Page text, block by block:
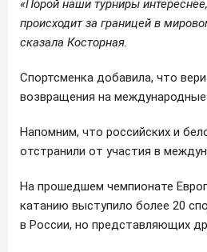
«Порой наши турниры
происходит за границей в
сказала Косторная.
Спортсменка добавила, что
возвращения на международные
Напомним, что российских и
отстранили от участия в
На прошедшем чемпионате
катанию выступило более 20
в России, но представляющих